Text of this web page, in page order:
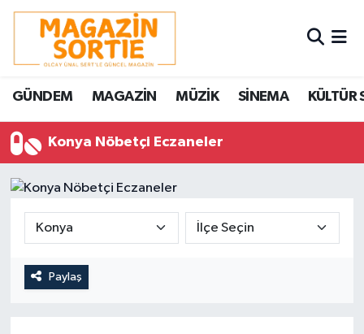
GÜNDEM MAGAZİN MÜZİK SİNEMA KÜLTÜR
Konya Nöbetçi Eczaneler
Paylaş
Nöbetçi Eczaneler
Hava Durumu
Trafik Durumu
Süper Lig Puan Durumu ve Fikstür
Tüm Manşetler
Son Dakika Haberleri